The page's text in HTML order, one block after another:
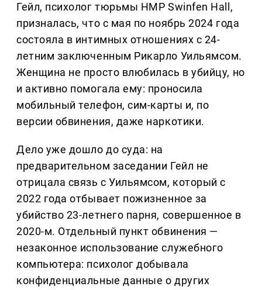
Гейл, психолог тюрьмы HMP Swinfen Hall,
призналась, что с мая по ноябрь 2024 года
состояла в интимных отношениях с 24-
летним заключенным Рикарло Уильямсом.
Женщина не просто влюбилась в убийцу, но
и активно помогала ему: проносила
мобильный телефон, сим-карты и, по
версии обвинения, даже наркотики.
Дело уже дошло до суда: на
предварительном заседании Гейл не
отрицала связь с Уильямсом, который с
2022 года отбывает пожизненное за
убийство 23-летнего парня, совершенное в
2020-м. Отдельный пункт обвинения —
незаконное использование служебного
компьютера: психолог добывала
конфиденциальные данные о других